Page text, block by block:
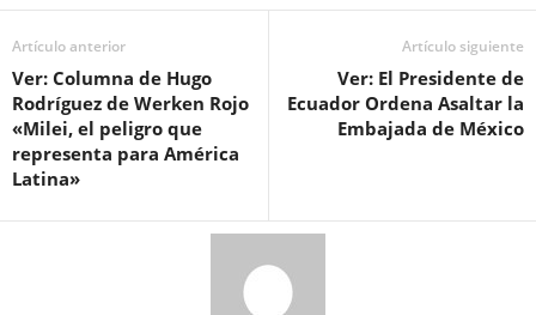
Artículo anterior
Ver: Columna de Hugo
Rodríguez de Werken Rojo
«Milei, el peligro que
representa para América
Latina»
Artículo siguiente
Ver: El Presidente de
Ecuador Ordena Asaltar la
Embajada de México